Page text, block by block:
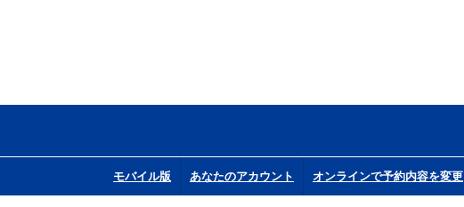
モバイル版 あなたのアカウント オンラインで予約内容を変更